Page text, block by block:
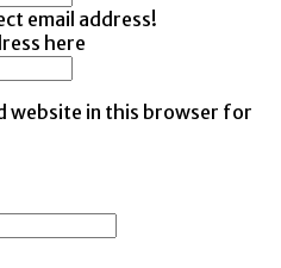
email address!
here
website in this browser for